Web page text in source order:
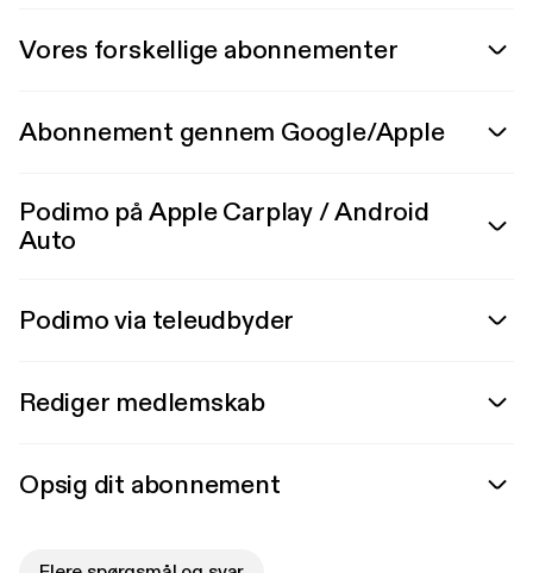
Vores forskellige abonnementer
Abonnement gennem Google/Apple
Podimo på Apple Carplay / Android
Auto
Podimo via teleudbyder
Rediger medlemskab
Opsig dit abonnement